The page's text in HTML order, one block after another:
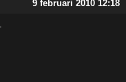
9 februari 2010 12:18